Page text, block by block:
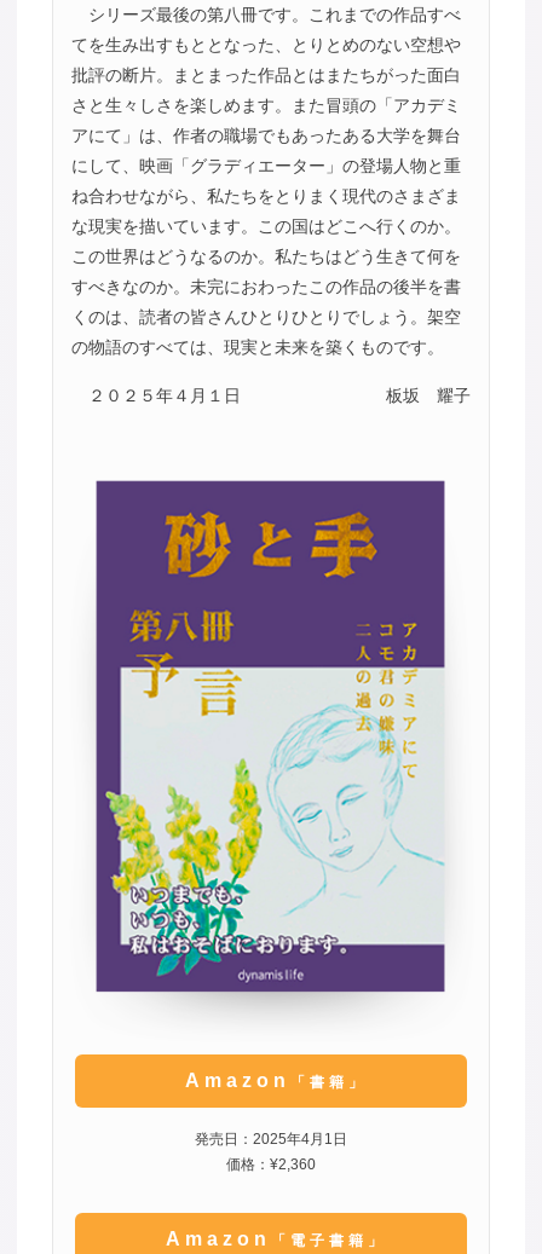
シリーズ最後の第八冊です。これまでの作品すべ
てを生み出すもととなった、とりとめのない空想や
批評の断片。まとまった作品とはまたちがった面白
さと生々しさを楽しめます。また冒頭の「アカデミ
アにて」は、作者の職場でもあったある大学を舞台
にして、映画「グラディエーター」の登場人物と重
ね合わせながら、私たちをとりまく現代のさまざま
な現実を描いています。この国はどこへ行くのか。
この世界はどうなるのか。私たちはどう生きて何を
すべきなのか。未完におわったこの作品の後半を書
くのは、読者の皆さんひとりひとりでしょう。架空
の物語のすべては、現実と未来を築くものです。
２０２５年４月１日 板坂 耀子
Amazon 「書籍」
発売日：2025年4月1日
価格：¥2,360
Amazon 「電子書籍」